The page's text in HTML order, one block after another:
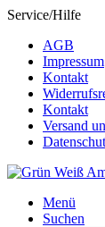
Service/Hilfe
AGB
Impressum
Kontakt
Kontakt
Versand
Menü
Suchen